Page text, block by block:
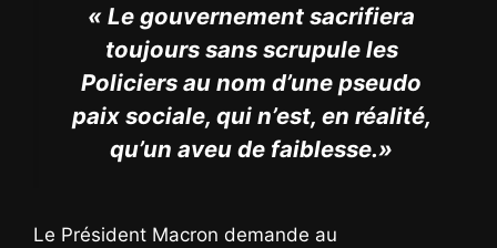
« Le gouvernement sacrifiera
toujours sans scrupule les
Policiers au nom d’une pseudo
paix sociale, qui n’est, en réalité,
qu’un aveu de faiblesse.»
Le Président Macron demande au